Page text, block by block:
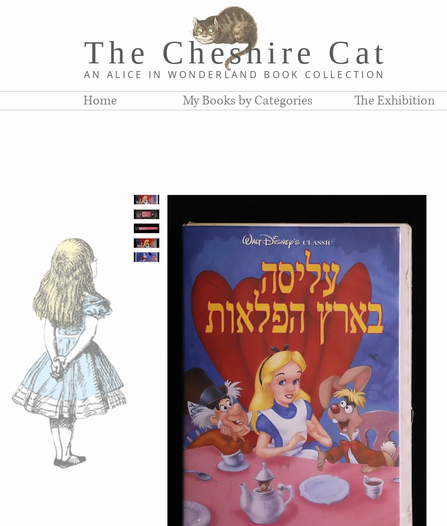
The Cheshire C at
AN ALICE IN WONDERLAND BOOK COLLE CTION
Home My Books by Categories The Exhibition